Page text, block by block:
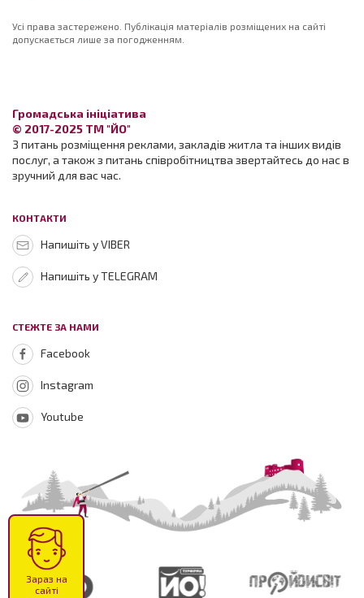
Усі права застережено. Публікація матеріалів розміщених на сайті
допускається лише за погодженням.
Громадська ініціатива
© 2017-2025 ТМ "ЙО"
З питань розміщення реклами, закладів житла та інших видів
послуг, а також з питань співробітництва звертайтесь до нас в
зручний для вас час.
КОНТАКТИ
Напишіть у VIBER
Напишіть у TELEGRAM
СТЕЖТЕ ЗА НАМИ
Facebook
Instagram
Youtube
Зараз на
сайті